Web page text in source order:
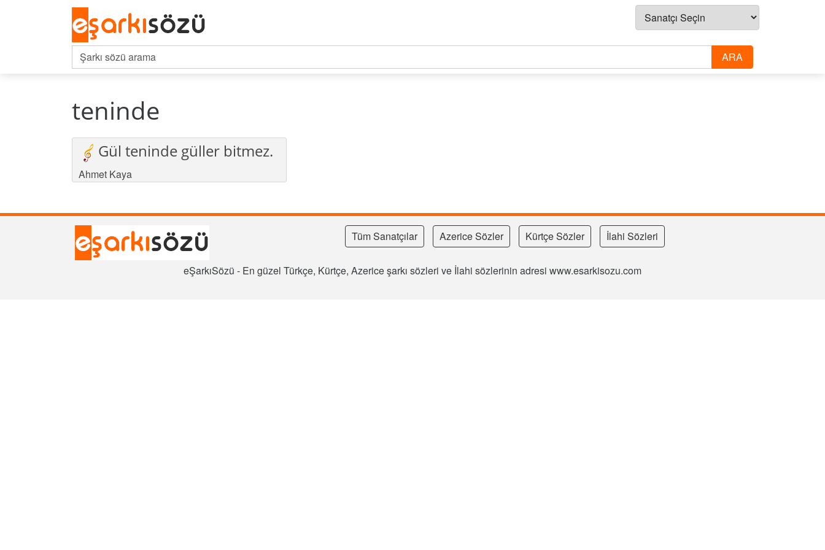
teninde
Gül teninde güller bitmez.
Ahmet Kaya
Tüm Sanatçılar Azerice Sözler Kürtçe Sözler İlahi Sözleri
eŞarkıSözü - En güzel Türkçe, Kürtçe, Azerice şarkı sözleri ve İlahi sözlerinin adresi www.esarkisozu.com